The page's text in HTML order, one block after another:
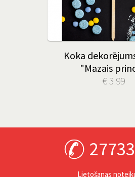
Koka
"Mazais
€ 3.99
Lietošanas